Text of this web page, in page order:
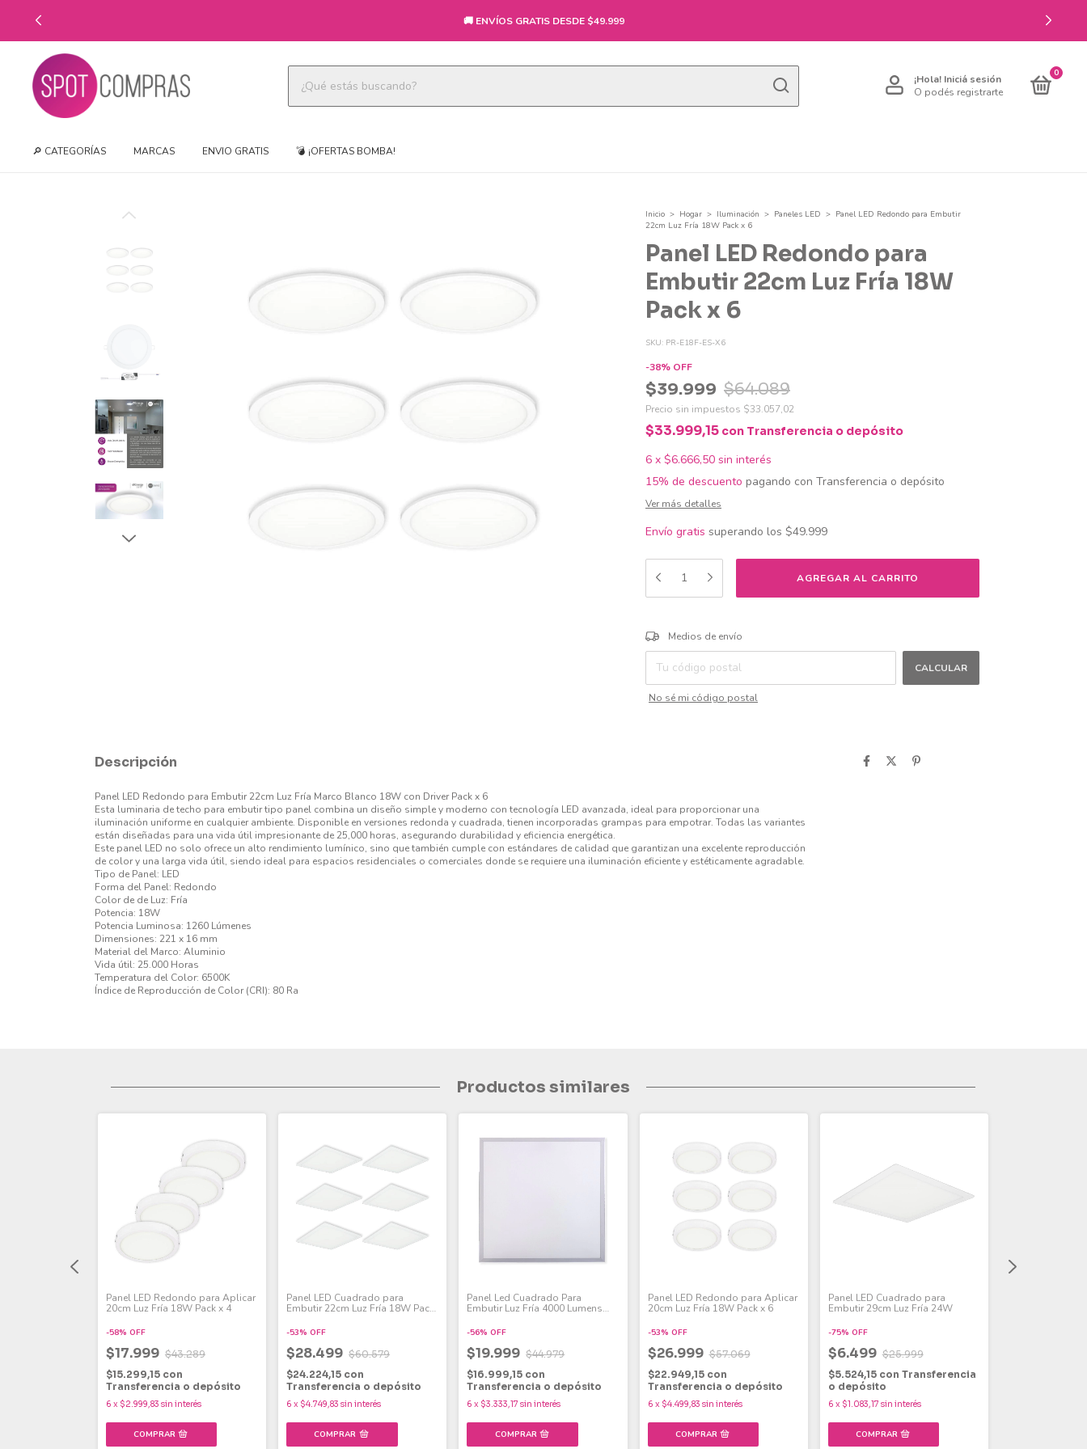
🚚 ENVÍOS GRATIS DESDE $49.999
¡Hola! Iniciá sesión
O podés registrarte
0
🔎 CATEGORÍAS MARCAS ENVIO GRATIS 💣 ¡OFERTAS BOMBA!
Inicio > Hogar > Iluminación > Paneles LED > Panel LED Redondo para Embutir
22cm Luz Fría 18W Pack x 6
Panel LED Redondo para
Embutir 22cm Luz Fría 18W
Pack x 6
SKU: PR-E18F-ES-X6
-38% OFF
$39.999 $64.089
Precio sin impuestos $33.057,02
$33.999,15 con Transferencia o depósito
6 x $6.666,50 sin interés
15% de descuento pagando con Transferencia o depósito
Ver más detalles
Envío gratis superando los $49.999
Entregas para el CP:
Medios de envío
CALCULAR
No sé mi código postal
Descripción
Panel LED Redondo para Embutir 22cm Luz Fría Marco Blanco 18W con Driver Pack x 6
Esta luminaria de techo para embutir tipo panel combina un diseño simple y moderno con tecnología LED avanzada, ideal para proporcionar una
iluminación uniforme en cualquier ambiente. Disponible en versiones redonda y cuadrada, tienen incorporadas grampas para empotrar. Todas las variantes
están diseñadas para una vida útil impresionante de 25,000 horas, asegurando durabilidad y eficiencia energética.
Este panel LED no solo ofrece un alto rendimiento lumínico, sino que también cumple con estándares de calidad que garantizan una excelente reproducción
de color y una larga vida útil, siendo ideal para espacios residenciales o comerciales donde se requiere una iluminación eficiente y estéticamente agradable.
Tipo de Panel: LED
Forma del Panel: Redondo
Color de de Luz: Fría
Potencia: 18W
Potencia Luminosa: 1260 Lúmenes
Dimensiones: 221 x 16 mm
Material del Marco: Aluminio
Vida útil: 25.000 Horas
Temperatura del Color: 6500K
Índice de Reproducción de Color (CRI): 80 Ra
Productos similares
Panel LED Redondo para Aplicar
20cm Luz Fría 18W Pack x 4
-58% OFF
$17.999 $43.289
$15.299,15 con
Transferencia o depósito
6 x $2.999,83 sin interés
Panel LED Cuadrado para
Embutir 22cm Luz Fría 18W Pack
-53%OFF
$28.499 $60.579
$24.224,15 con
Transferencia o depósito
6 x $4.749,83 sin interés
Panel Led Cuadrado Para
Embutir Luz Fría 4000 Lumens
-56%OFF
$19.999 $44.979
$16.999,15 con
Transferencia o depósito
6 x $3.333,17 sin interés
Panel LED Redondo para Aplicar
20cm Luz Fría 18W Pack x 6
-53% OFF
$26.999 $57.069
$22.949,15 con
Transferencia o depósito
6 x $4.499,83 sin interés
Panel LED Cuadrado para
Embutir 29cm Luz Fría 24W
-75% OFF
$6.499 $25.999
$5.524,15 con Transferencia
o depósito
6 x $1.083,17 sin interés